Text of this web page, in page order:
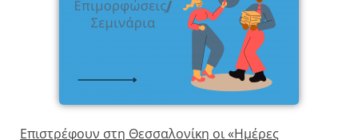
Επιστρέφουν στη Θεσσαλονίκη οι «Ημέρες